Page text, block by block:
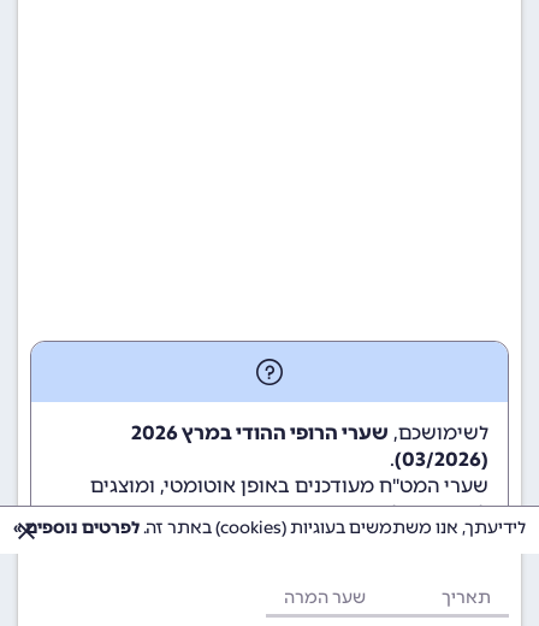
לשימושכם,
שערי הרופי ההודי במרץ 2026
(03/2026)
.
שערי המט"ח מעודכנים באופן אוטומטי, ומוצגים
לשימוש גולשי ומשתמשי האתר.
תאריך שער המרה
לידיעתך, אנו משתמשים בעוגיות (cookies) באתר זה. לפרטים נוספים »